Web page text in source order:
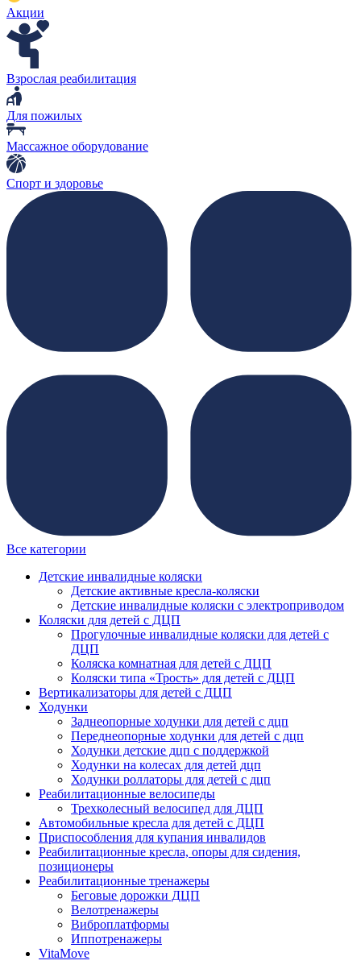
Акции
Взрослая реабилитация
Для пожилых
Массажное оборудование
Спорт и здоровье
Все категории
Детские инвалидные коляски
Детские активные кресла-коляски
Детские инвалидные коляски с электроприводом
Коляски для детей с ДЦП
Прогулочные инвалидные коляски для детей с
ДЦП
Коляска комнатная для детей с ДЦП
Коляски типа «Трость» для детей с ДЦП
Вертикализаторы для детей с ДЦП
Ходунки
Заднеопорные ходунки для детей с дцп
Переднеопорные ходунки для детей с дцп
Ходунки детские дцп с поддержкой
Ходунки на колесах для детей дцп
Ходунки роллаторы для детей с дцп
Реабилитационные велосипеды
Трехколесный велосипед для ДЦП
Автомобильные кресла для детей с ДЦП
Приспособления для купания инвалидов
Реабилитационные кресла, опоры для сидения,
позиционеры
Реабилитационные тренажеры
Беговые дорожки ДЦП
Велотренажеры
Виброплатформы
Иппотренажеры
VitaMove